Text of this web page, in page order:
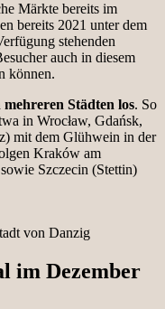
Märkte bereits im
bereits 2021 unter dem
stehenden
auch in diesem
können.
Städten los. So
in Wrocław, Gdańsk,
mit dem Glühwein in der
Kraków am
Szczecin (Stettin)
von Danzig
im Dezember